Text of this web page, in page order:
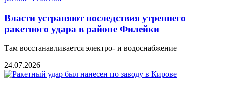
Власти устраняют последствия утреннего
ракетного удара в районе Филейки
Там восстанавливается электро- и водоснабжение
24.07.2026